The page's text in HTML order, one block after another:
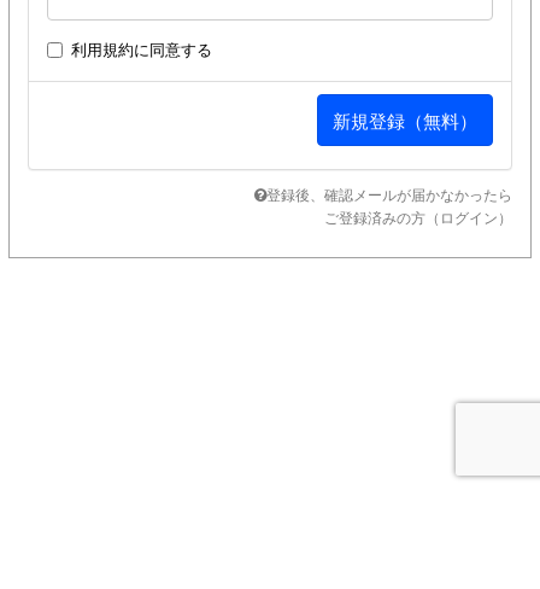
利用規約に同意する
登録後、確認メールが届かなかったら
ご登録済みの方（ログイン）